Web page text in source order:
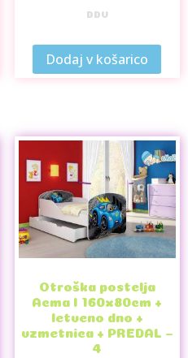
DDV
Dodaj v košarico
Otroška postelja
Acma I 160x80cm +
letveno dno +
vzmetnica + PREDAL –
4